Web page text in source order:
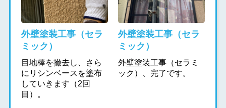
外壁塗装工事（セラ
ミック）
目地棒を撤去し、さら
にリシンベースを塗布
していきます（2回
目）。
外壁塗装工事（セラ
ミック）
外壁塗装工事（セラミ
ック）、完了です。